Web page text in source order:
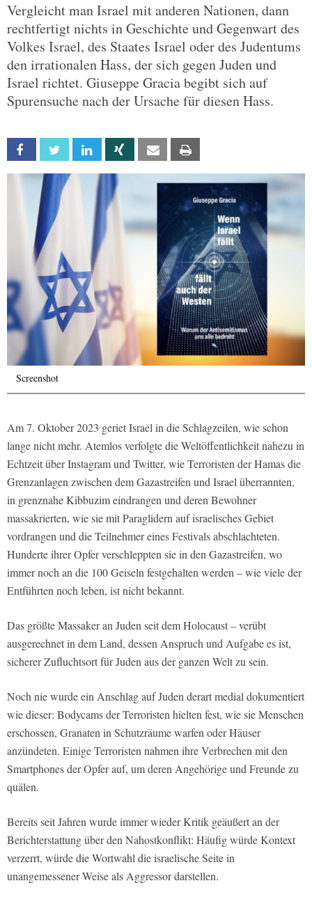
Vergleicht man Israel mit anderen Nationen, dann
rechtfertigt nichts in Geschichte und Gegenwart des
Volkes Israel, des Staates Israel oder des Judentums
den irrationalen Hass, der sich gegen Juden und
Israel richtet. Giuseppe Gracia begibt sich auf
Spurensuche nach der Ursache für diesen Hass.
Facebook Twitter Linkedin Xing Email
Screenshot
Am 7. Oktober 2023 geriet Israel in die Schlagzeilen, wie schon
lange nicht mehr. Atemlos verfolgte die Weltöffentlichkeit nahezu in
Echtzeit über Instagram und Twitter, wie Terroristen der Hamas die
Grenzanlagen zwischen dem Gazastreifen und Israel überrannten,
in grenznahe Kibbuzim eindrangen und deren Bewohner
massakrierten, wie sie mit Paraglidern auf israelisches Gebiet
vordrangen und die Teilnehmer eines Festivals abschlachteten.
Hunderte ihrer Opfer verschleppten sie in den Gazastreifen, wo
immer noch an die 100 Geiseln festgehalten werden – wie viele der
Entführten noch leben, ist nicht bekannt.
Das größte Massaker an Juden seit dem Holocaust – verübt
ausgerechnet in dem Land, dessen Anspruch und Aufgabe es ist,
sicherer Zufluchtsort für Juden aus der ganzen Welt zu sein.
Noch nie wurde ein Anschlag auf Juden derart medial dokumentiert
wie dieser: Bodycams der Terroristen hielten fest, wie sie Menschen
erschossen, Granaten in Schutzräume warfen oder Häuser
anzündeten. Einige Terroristen nahmen ihre Verbrechen mit den
Smartphones der Opfer auf, um deren Angehörige und Freunde zu
quälen.
Bereits seit Jahren wurde immer wieder Kritik geäußert an der
Berichterstattung über den Nahostkonflikt: Häufig würde Kontext
verzerrt, würde die Wortwahl die israelische Seite in
unangemessener Weise als Aggressor darstellen.